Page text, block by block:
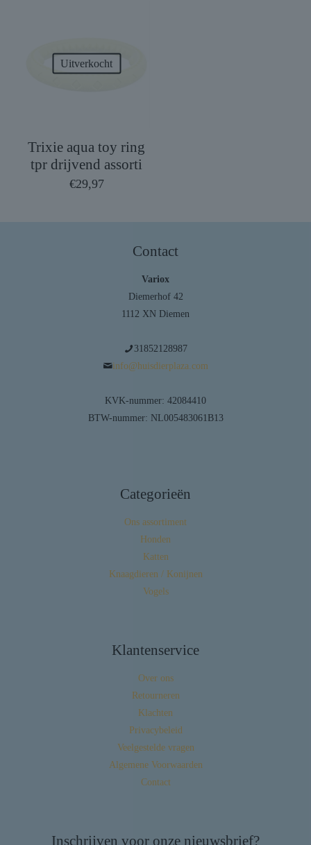
Uitverkocht
Trixie aqua toy ring
tpr drijvend assorti
€29,97
Contact
Variox
Diemerhof 42
1112 XN Diemen
31852128987
info@huisdierplaza.com
KVK-nummer: 42084410
BTW-nummer: NL005483061B13
Categorieën
Ons assortiment
Honden
Katten
Knaagdieren / Konijnen
Vogels
Klantenservice
Over ons
Retourneren
Klachten
Privacybeleid
Veelgestelde vragen
Algemene Voorwaarden
Contact
Inschrijven voor onze nieuwsbrief?